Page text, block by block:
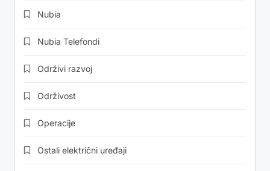
Nubia
Nubia Telefondi
Održivi razvoj
Održivost
Operacije
Ostali električni uređaji